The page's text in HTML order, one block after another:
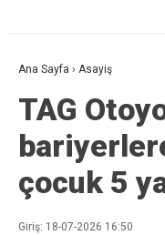
Ana Sayfa › Asayiş
TAG
çocuk 5
Giriş: 18-07-2026 16:50